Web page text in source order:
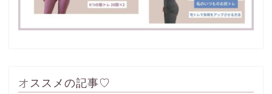
オススメの記事♡